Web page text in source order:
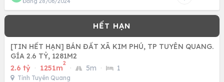
[TIN HẾT HẠN] BÁN ĐẤT XÃ KIM PHÚ, TP TUYÊN QUANG.
GÍA 2.6 TỶ, 1281M2
2.6 tỷ · 1251m
2
· 5m · 1
Tỉnh Tuyên Quang